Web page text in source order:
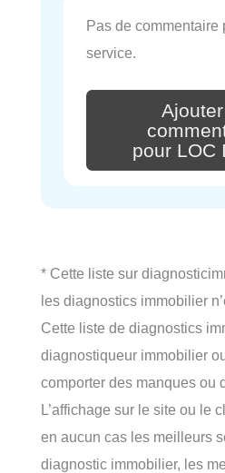
Pas de commentaire
service.
pour LOC
* Cette liste sur
les diagnostics immobilier
Cette liste de diagnostics
diagnostiqueur immobilier
comporter des manques ou
L’affichage sur le site ou le
en aucun cas les meilleurs
diagnostic immobilier, les